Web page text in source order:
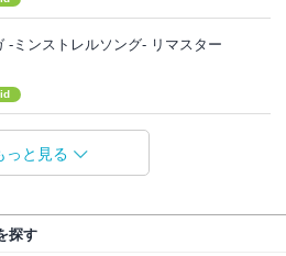
-ミンストレルソング- リマスター
っと見る
探す